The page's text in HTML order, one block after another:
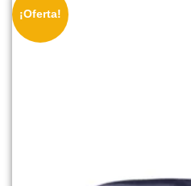
¡Oferta!